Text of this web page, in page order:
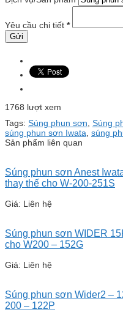
Yêu cầu chi tiết *
1768 lượt xem
Tags: Súng phun sơn Súng
súng phun sơn Iwata súng
Sản phẩm liên quan
Súng phun sơn Anest
thay thế cho W-200-251S
Giá: Liên hệ
Súng phun sơn WIDER
cho W200 – 152G
Giá: Liên hệ
Súng phun sơn Wider2 –
200 – 122P